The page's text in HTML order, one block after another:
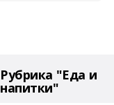
Рубрика "Еда и
напитки"